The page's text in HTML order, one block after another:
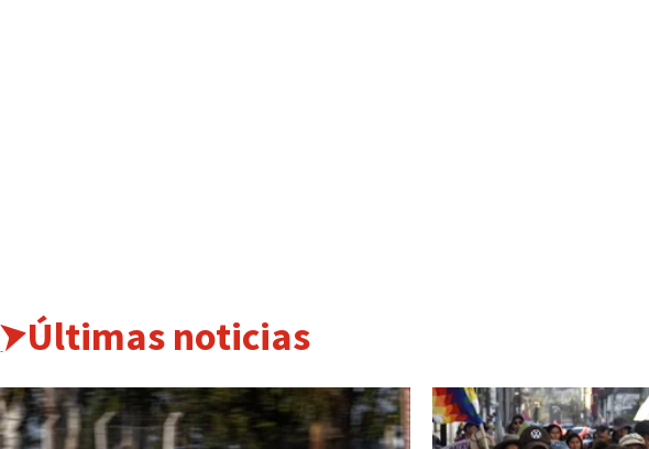
Últimas noticias